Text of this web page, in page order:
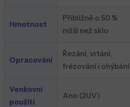
Hmotnost
Přibližně o 50 %
nižší než sklo
Opracování
Řezání, vrtání,
frézování i ohýbání
Venkovní
použití
Ano (2UV)